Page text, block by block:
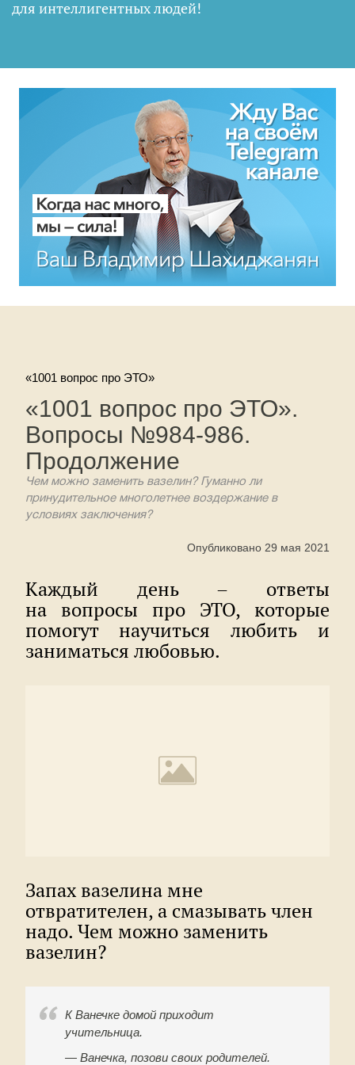
для интеллигентных людей!
«1001 вопрос про ЭТО»
«1001 вопрос про ЭТО».
Вопросы №984-986.
Продолжение
Чем можно заменить вазелин? Гуманно ли
принудительное многолетнее воздержание в
условиях заключения?
Опубликовано 29 мая 2021
Каждый день – ответы
на вопросы про ЭТО, которые
помогут научиться любить и
заниматься любовью.
Запах вазелина мне
отвратителен, а смазывать член
надо. Чем можно заменить
вазелин?
К Ванечке домой приходит
учительница.
— Ванечка, позови своих родителей.